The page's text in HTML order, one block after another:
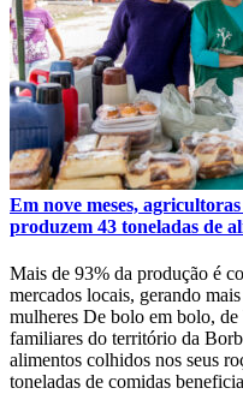
Em nove meses,
produzem 43 toneladas de
Mais de 93% da produção é
mercados locais, gerando
mulheres De bolo em bolo,
familiares do território da
alimentos colhidos nos seus
toneladas de comidas